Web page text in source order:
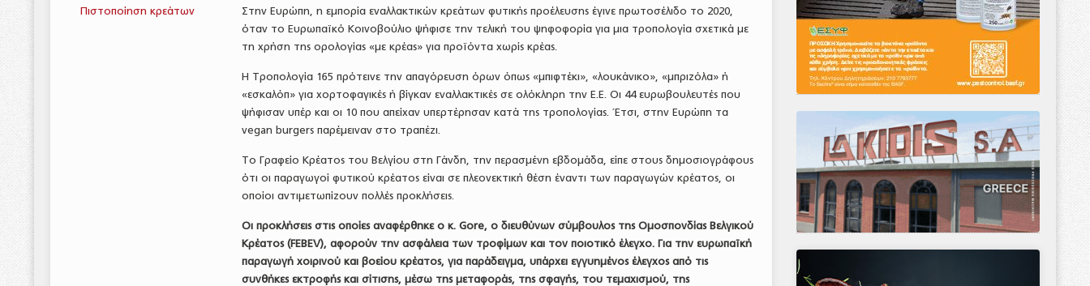
Πιστοποίηση κρεάτων
Στην Ευρώπη, η εμπορία εναλλακτικών κρεάτων φυτικής προέλευσης έγινε πρωτοσέλιδο το 2020,
όταν το Ευρωπαϊκό Κοινοβούλιο ψήφισε την τελική του ψηφοφορία για μια τροπολογία σχετικά με
τη χρήση της ορολογίας «με κρέας» για προϊόντα χωρίς κρέας.
Η Τροπολογία 165 πρότεινε την απαγόρευση όρων όπως «μπιφτέκι», «λουκάνικο», «μπριζόλα» ή
«εσκαλόπ» για χορτοφαγικές ή βίγκαν εναλλακτικές σε ολόκληρη την Ε.Ε. Οι 44 ευρωβουλευτές που
ψήφισαν υπέρ και οι 10 που απείχαν υπερτέρησαν κατά της τροπολογίας. Έτσι, στην Ευρώπη τα
vegan burgers παρέμειναν στο τραπέζι.
Το Γραφείο Κρέατος του Βελγίου στη Γάνδη, την περασμένη εβδομάδα, είπε στους δημοσιογράφους
ότι οι παραγωγοί φυτικού κρέατος είναι σε πλεονεκτική θέση έναντι των παραγωγών κρέατος, οι
οποίοι αντιμετωπίζουν πολλές προκλήσεις.
Οι προκλήσεις στις οποίες αναφέρθηκε ο κ. Gore, ο διευθύνων σύμβουλος της Ομοσπονδίας Βελγικού
Κρέατος (FEBEV), αφορούν την ασφάλεια των τροφίμων και τον ποιοτικό έλεγχο. Για την ευρωπαϊκή
παραγωγή χοιρινού και βοείου κρέατος, για παράδειγμα, υπάρχει εγγυημένος έλεγχος από τις
συνθήκες εκτροφής και σίτισης, μέσω της μεταφοράς, της σφαγής, του τεμαχισμού, της